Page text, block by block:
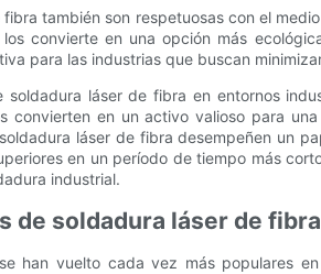
también son respetuosas con el
convierte en una opción más
para las industrias que buscan
láser de fibra en entornos
convierten en un activo valioso para
láser de fibra desempeñen un
en un período de tiempo más
industrial.
de soldadura láser de
han vuelto cada vez más populares